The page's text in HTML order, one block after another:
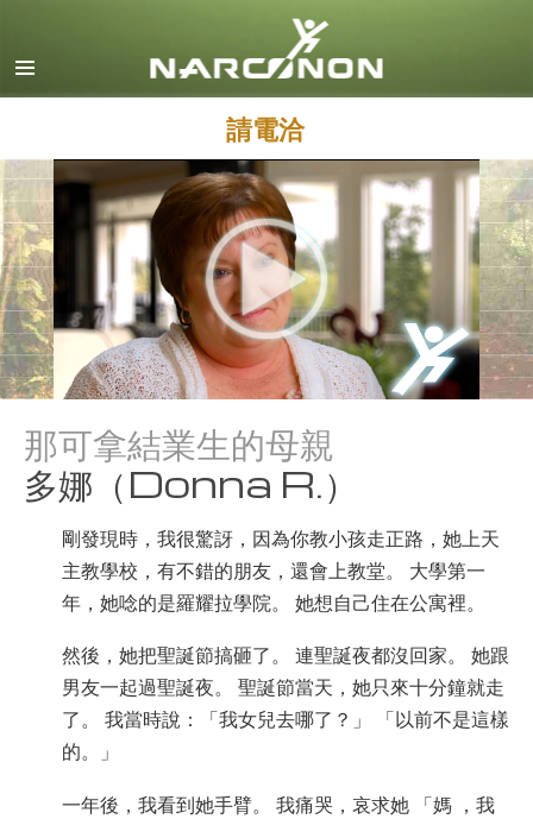
丹麥文
希臘文
西班牙文（拉丁美洲）
法文
希伯來文
馬札兒文
義大利文
挪威文
葡萄牙文
瑞典文
繁體中文
尼泊爾文
請電洽
那可拿結業生的母親
多娜（Donna R.）
剛發現時，我很驚訝，因為你教小孩走正路，她上天
主教學校，有不錯的朋友，還會上教堂。 大學第一
年，她唸的是羅耀拉學院。 她想自己住在公寓裡。
然後，她把聖誕節搞砸了。 連聖誕夜都沒回家。 她跟
男友一起過聖誕夜。 聖誕節當天，她只來十分鐘就走
了。 我當時說：「我女兒去哪了？」 「以前不是這樣
的。」
一年後，我看到她手臂。 我痛哭，哀求她 「媽 ，我